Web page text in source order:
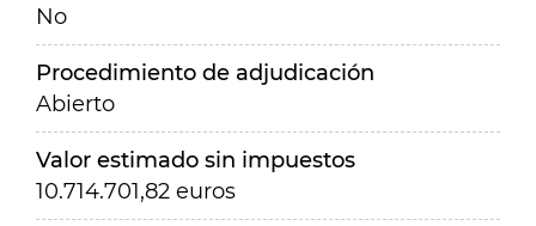
No
Procedimiento de adjudicación
Abierto
Valor estimado sin impuestos
10.714.701,82 euros